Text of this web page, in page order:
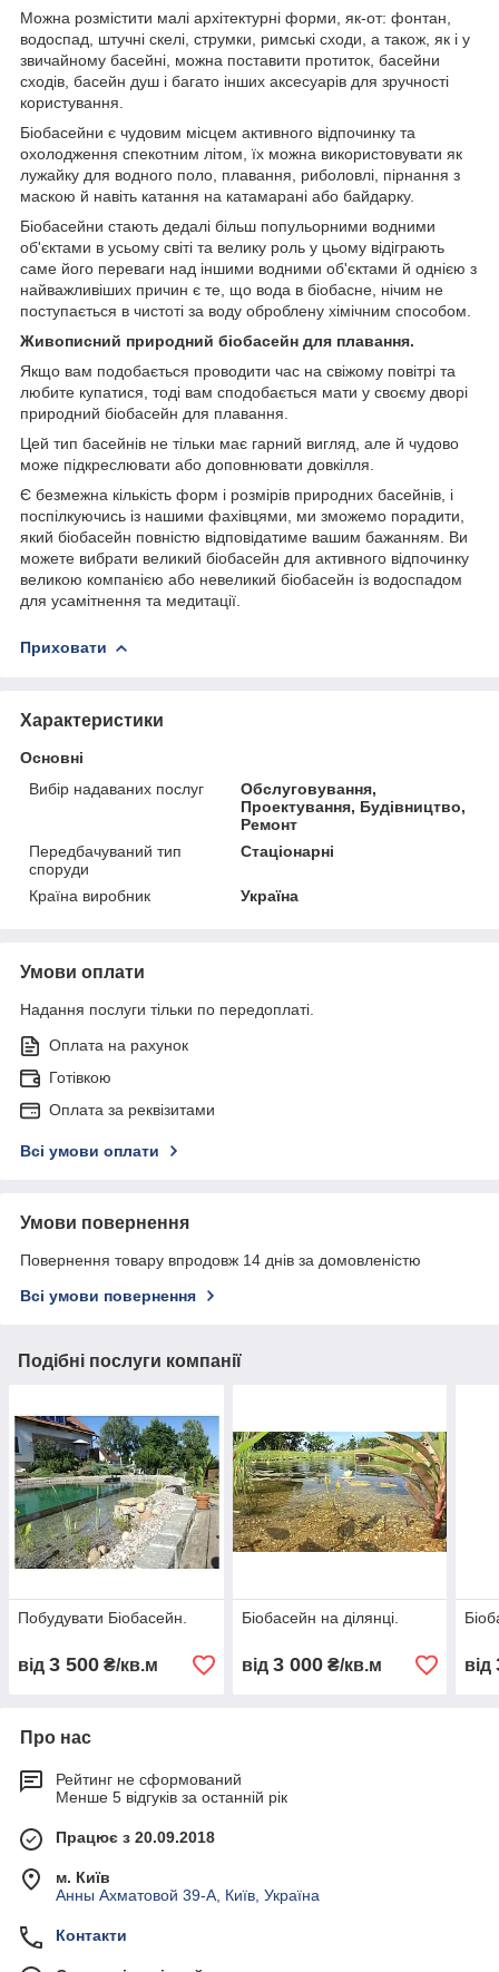
Можна розмістити малі архітектурні форми, як-от: фонтан,
водоспад, штучні скелі, струмки, римські сходи, а також, як і у
звичайному басейні, можна поставити протиток, басейни
сходів, басейн душ і багато інших аксесуарів для зручності
користування.
Біобасейни є чудовим місцем активного відпочинку та
охолодження спекотним літом, їх можна використовувати як
лужайку для водного поло, плавання, риболовлі, пірнання з
маскою й навіть катання на катамарані або байдарку.
Біобасейни стають дедалі більш попульорними водними
об'єктами в усьому світі та велику роль у цьому відіграють
саме його переваги над іншими водними об'єктами й однією з
найважливіших причин є те, що вода в біобасне, нічим не
поступається в чистоті за воду оброблену хімічним способом.
Живописний природний біобасейн для плавання.
Якщо вам подобається проводити час на свіжому повітрі та
любите купатися, тоді вам сподобається мати у своєму дворі
природний біобасейн для плавання.
Цей тип басейнів не тільки має гарний вигляд, але й чудово
може підкреслювати або доповнювати довкілля.
Є безмежна кількість форм і розмірів природних басейнів, і
поспілкуючись із нашими фахівцями, ми зможемо порадити,
який біобасейн повністю відповідатиме вашим бажанням. Ви
можете вибрати великий біобасейн для активного відпочинку
великою компанією або невеликий біобасейн із водоспадом
для усамітнення та медитації.
Приховати
Характеристики
Основні
Вибір надаваних послуг
Обслуговування,
Проектування, Будівництво,
Ремонт
Передбачуваний тип
споруди
Стаціонарні
Країна виробник Україна
Умови оплати
Надання послуги тільки по передоплаті.
Оплата на рахунок
Готівкою
Оплата за реквізитами
Всі умови оплати
Умови повернення
Повернення товару впродовж 14 днів за домовленістю
Всі умови повернення
Подібні послуги компанії
Побудувати Біобасейн.
від 3 500 ₴/кв.м
Біобасейн на ділянці.
від 3 000₴/кв.м від
Про нас
Рейтинг не сформований
Менше 5 відгуків за останній рік
Працює з 20.09.2018
м. Київ
Анны Ахматовой 39-А, Київ, Україна
Контакти